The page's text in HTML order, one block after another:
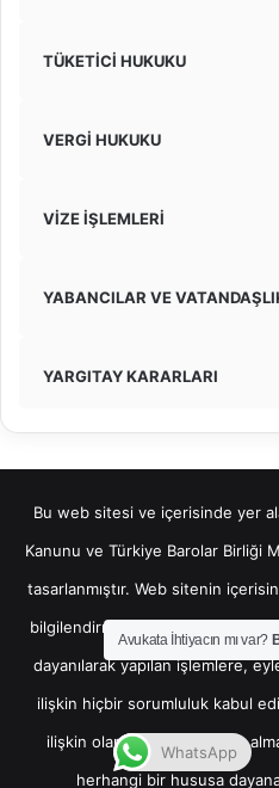
TÜKETİCİ HUKUKU
VERGİ HUKUKU
VİZE İŞLEMLERİ
YABANCILAR VE
YARGITAY KARARLARI
Bu web sitesi ve içerisinde yer
Kanunu ve Türkiye Barolar Birliği
tasarlanmıştır. Web sitenin
bilgilendirme amaçlı olup, bu
dayanılarak yapılan işlemlere,
ilişkin hiçbir sorumluluk kabul
ilişkin olarak hukuki destek
herhangi bir hususa
Avukata İhtiyacın mı var?
WhatsApp